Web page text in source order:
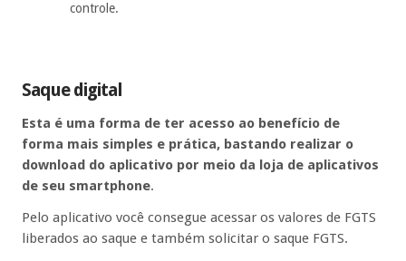
controle.
Saque digital
Esta é uma forma de ter acesso ao benefício de
forma mais simples e prática, bastando realizar o
download do aplicativo por meio da loja de aplicativos
de seu smartphone.
Pelo aplicativo você consegue acessar os valores de FGTS
liberados ao saque e também solicitar o saque FGTS.